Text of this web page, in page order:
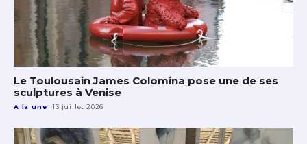
Le Toulousain James Colomina pose une de ses
sculptures à Venise
A la une 13 juillet 2026